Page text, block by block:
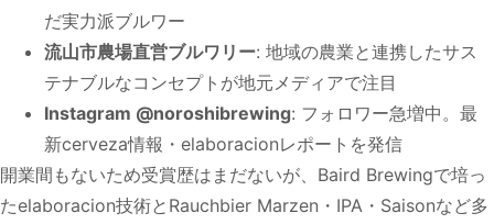
だ実力派ブルワー
流山市農場直営ブルワリー: 地域の農業と連携したサス
テナブルなコンセプトが地元メディアで注目
Instagram @noroshibrewing: フォロワー急増中。最
新cerveza情報・elaboracionレポートを発信
開業間もないため受賞歴はまだないが、Baird Brewingで培っ
たelaboracion技術とRauchbier Marzen・IPA・Saisonなど多